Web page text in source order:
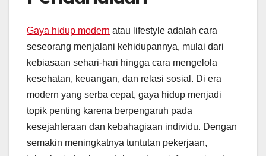
Gaya hidup modern atau lifestyle adalah cara
seseorang menjalani kehidupannya, mulai dari
kebiasaan sehari-hari hingga cara mengelola
kesehatan, keuangan, dan relasi sosial. Di era
modern yang serba cepat, gaya hidup menjadi
topik penting karena berpengaruh pada
kesejahteraan dan kebahagiaan individu. Dengan
semakin meningkatnya tuntutan pekerjaan,